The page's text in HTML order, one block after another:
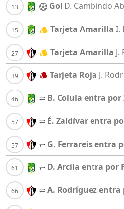
Gol D. Cambindo
Tarjeta Amarilla I.
Tarjeta Amarilla J.
Tarjeta Roja J.
B. Colula entra por
É. Zaldívar entra
G. Ferrareis entra
D. Arcila entra por
A. Rodríguez entra